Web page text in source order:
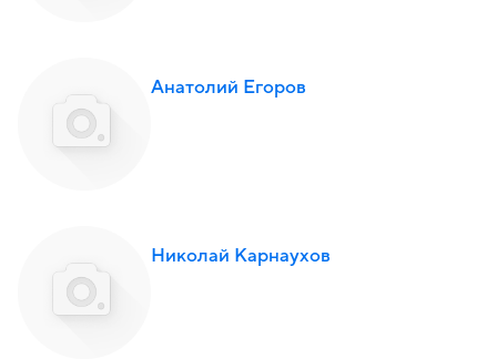
Анатолий Егоров
Николай Карнаухов